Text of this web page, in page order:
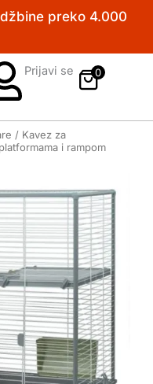
preko 4.000
Prijavi se 0
/ Kavez za
i rampom